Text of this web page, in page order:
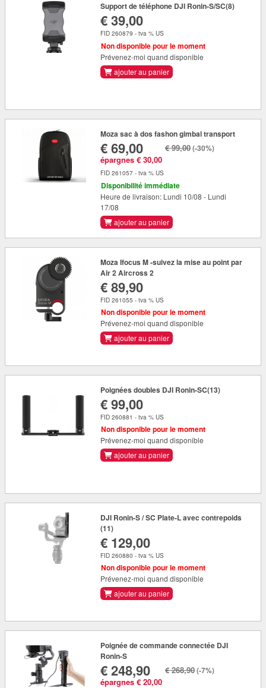
Support de téléphone DJI Ronin-S/SC(8)
€ 39,00
FID 260879 - tva % US
Non disponible pour le moment
Prévenez-moi quand disponible
ajouter au panier
Moza sac à dos fashon gimbal transport
€ 69,00
épargnes € 30,00
€ 99,00(-30%)
FID 261057 - tva % US
Disponibilité immédiate
Heure de livraison: Lundi 10/08 - Lundi
17/08
ajouter au panier
Moza Ifocus M -suivez la mise au point par
Air 2 Aircross 2
€ 89,90
FID 261055 - tva % US
Non disponible pour le moment
Prévenez-moi quand disponible
ajouter au panier
Poignées doubles DJI Ronin-SC(13)
€ 99,00
FID 260881 - tva % US
Non disponible pour le moment
Prévenez-moi quand disponible
ajouter au panier
DJI Ronin-S / SC Plate-L avec contrepoids
(11)
€ 129,00
FID 260880 - tva % US
Non disponible pour le moment
Prévenez-moi quand disponible
ajouter au panier
Poignée de commande connectée DJI
Ronin-S
€ 248,90
épargnes € 20,00
€ 268,90(-7%)